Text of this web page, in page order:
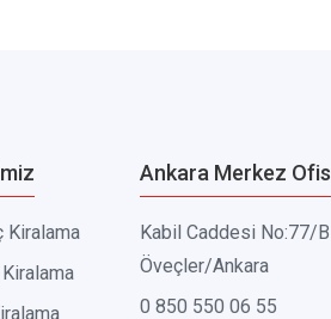
Kiralama
Ankara Merkez Ofis
Kabil Caddesi No:77/B
Öveçler/Ankara
0 850 550 06 55